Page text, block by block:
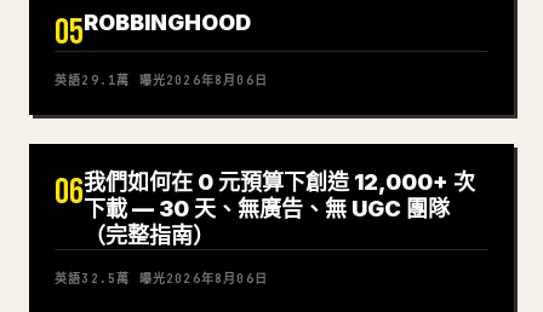
05ROBBINGHOOD
英語29.1萬 曝光2026年8月06日
06我們如何在 0 元預算下創造 12,000+ 次
下載 — 30 天、無廣告、無 UGC 團隊
（完整指南）
英語32.5萬 曝光2026年8月06日